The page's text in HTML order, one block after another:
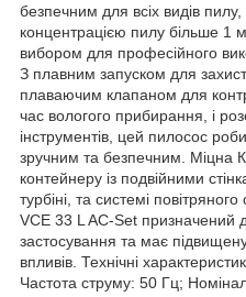
безпечним для всіх видів
концентрацією пилу більше 1
вибором для професійного
З плавним запуском для
плаваючим клапаном для
час вологого прибирання, і
інструментів, цей пилосос
зручним та безпечним. Міцна
контейнеру із подвійними
турбіні, та системі
VCE 33 L AC-Set призначений
застосування та має підвищену
впливів. Технічні
Частота струму: 50 Гц;